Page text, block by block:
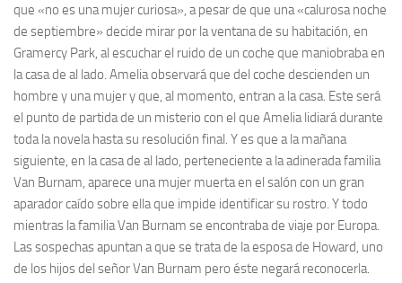
que «no es una mujer curiosa», a pesar de que una «calurosa noche
de septiembre» decide mirar por la ventana de su habitación, en
Gramercy Park, al escuchar el ruido de un coche que maniobraba en
la casa de al lado. Amelia observará que del coche descienden un
hombre y una mujer y que, al momento, entran a la casa. Este será
el punto de partida de un misterio con el que Amelia lidiará durante
toda la novela hasta su resolución final. Y es que a la mañana
siguiente, en la casa de al lado, perteneciente a la adinerada familia
Van Burnam, aparece una mujer muerta en el salón con un gran
aparador caído sobre ella que impide identificar su rostro. Y todo
mientras la familia Van Burnam se encontraba de viaje por Europa.
Las sospechas apuntan a que se trata de la esposa de Howard, uno
de los hijos del señor Van Burnam pero éste negará reconocerla.